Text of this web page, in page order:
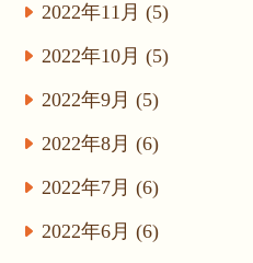
2022年11月 (5)
2022年10月 (5)
2022年9月 (5)
2022年8月 (6)
2022年7月 (6)
2022年6月 (6)